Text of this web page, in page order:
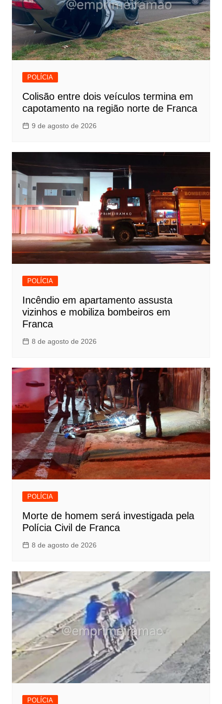
POLÍCIA
Colisão entre dois veículos termina em
capotamento na região norte de Franca
9 de agosto de 2026
POLÍCIA
Incêndio em apartamento assusta
vizinhos e mobiliza bombeiros em
Franca
8 de agosto de 2026
POLÍCIA
Morte de homem será investigada pela
Polícia Civil de Franca
8 de agosto de 2026
POLÍCIA